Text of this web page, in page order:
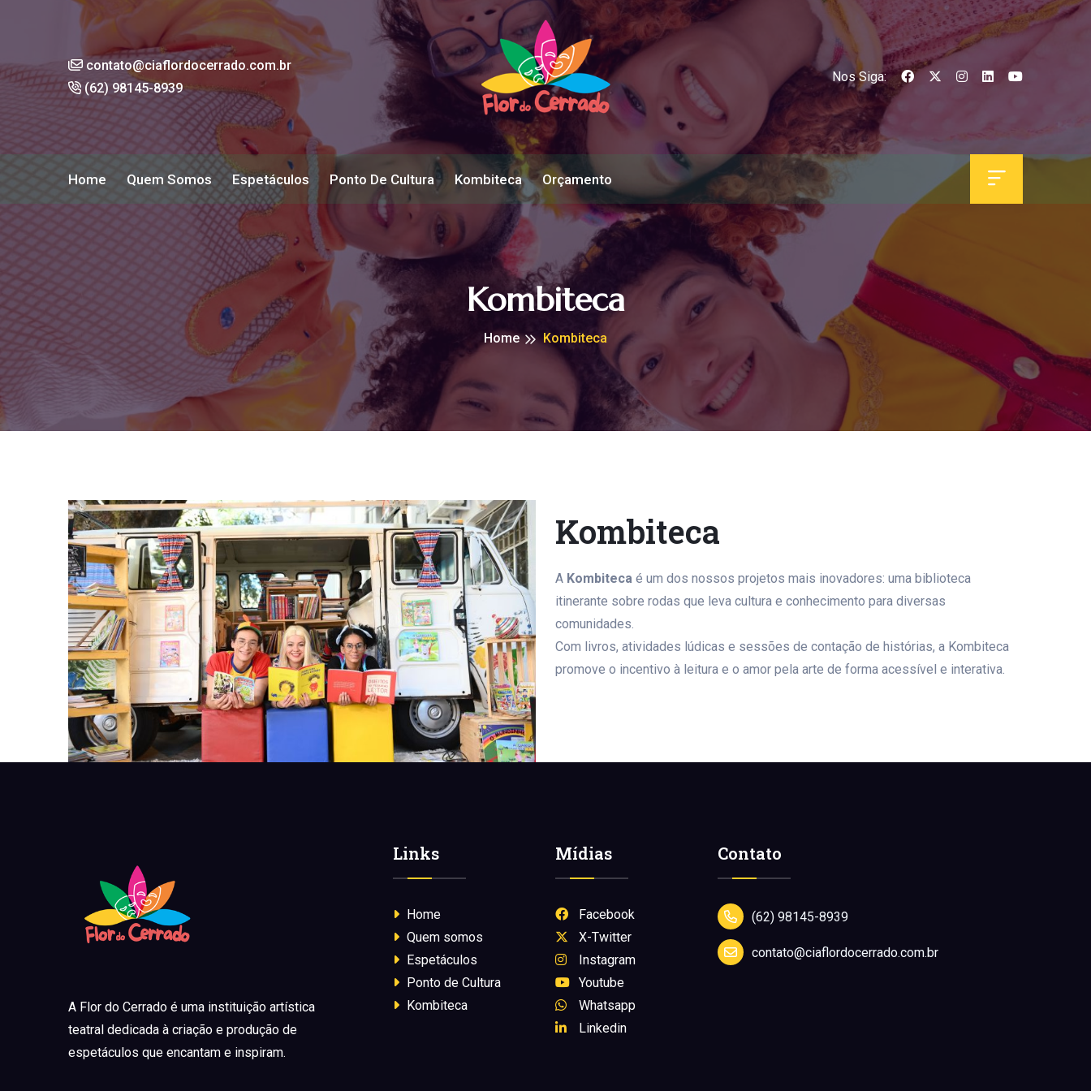
contato@ciaflordocerrado.com.br
(62) 98145-8939
Nos Siga:
Home Quem Somos Espetáculos Ponto De Cultura Kombiteca Orçamento
Kombiteca
Home Kombiteca
Kombiteca
A Kombiteca é um dos nossos projetos mais inovadores: uma biblioteca
itinerante sobre rodas que leva cultura e conhecimento para diversas
comunidades.
Com livros, atividades lúdicas e sessões de contação de histórias, a Kombiteca
promove o incentivo à leitura e o amor pela arte de forma acessível e interativa.
A Flor do Cerrado é uma instituição artística
teatral dedicada à criação e produção de
espetáculos que encantam e inspiram.
Links
Home
Quem somos
Espetáculos
Ponto de Cultura
Kombiteca
Mídias
Facebook
X-Twitter
Instagram
Youtube
Whatsapp
Linkedin
Contato
(62) 98145-8939
contato@ciaflordocerrado.com.br